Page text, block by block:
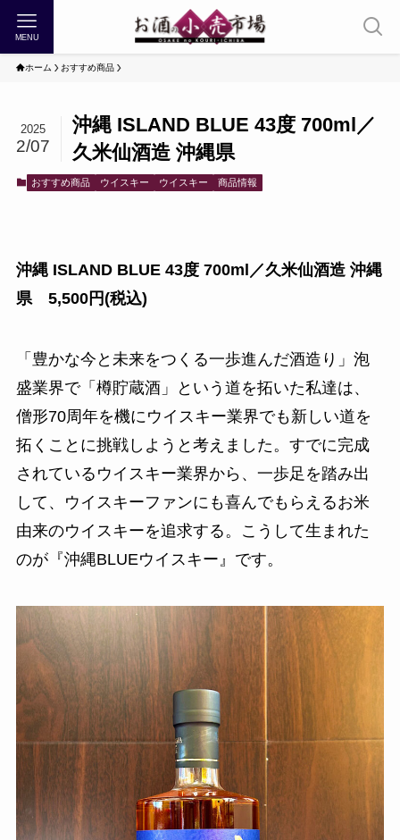
MENU
ホーム おすすめ商品
沖縄 ISLAND BLUE 43度 700ml／
久米仙酒造 沖縄県
2025
2/07
おすすめ商品 ウイスキー ウイスキー 商品情報
沖縄 ISLAND BLUE 43度 700ml／久米仙酒造 沖縄
県 5,500円(税込)
「豊かな今と未来をつくる一歩進んだ酒造り」泡
盛業界で「樽貯蔵酒」という道を拓いた私達は、
僧形70周年を機にウイスキー業界でも新しい道を
拓くことに挑戦しようと考えました。すでに完成
されているウイスキー業界から、一歩足を踏み出
して、ウイスキーファンにも喜んでもらえるお米
由来のウイスキーを追求する。こうして生まれた
のが『沖縄BLUEウイスキー』です。